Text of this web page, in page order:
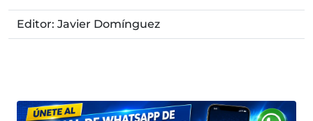
Editor: Javier Domínguez